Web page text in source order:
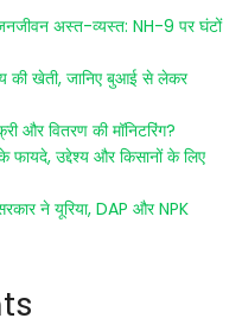
अस्त-व्यस्त: NH-9 पर घंटों
खेती, जानिए बुआई से लेकर
और वितरण की मॉनिटरिंग?
फायदे, उद्देश्य और किसानों के लिए
ने यूरिया, DAP और NPK